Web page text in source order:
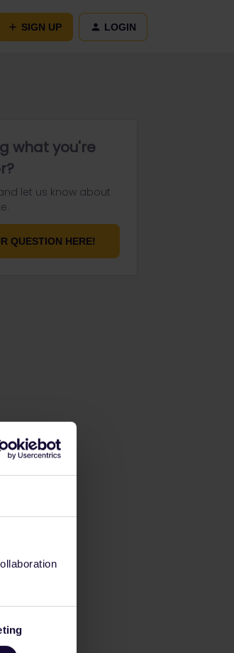
SIGN UP LOGIN
what you're
let us know about
QUESTION HERE!